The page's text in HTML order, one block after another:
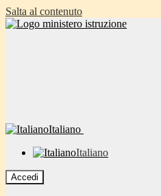
Salta al contenuto
Italiano
Italiano
Accedi